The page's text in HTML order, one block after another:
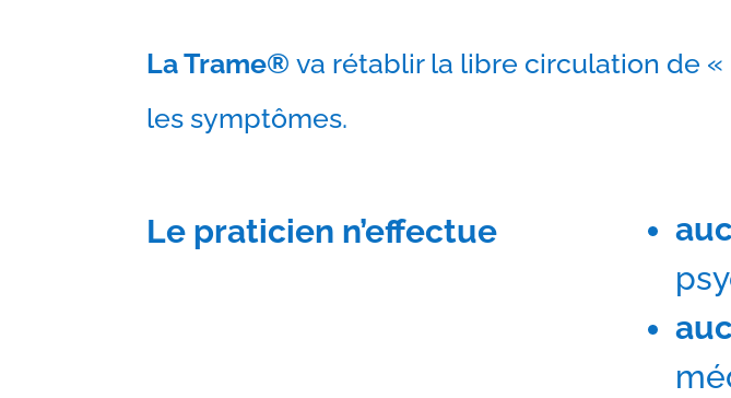
La Trame®va rétablir la libre circulation de «
les symptômes.
Le praticien n’effectue